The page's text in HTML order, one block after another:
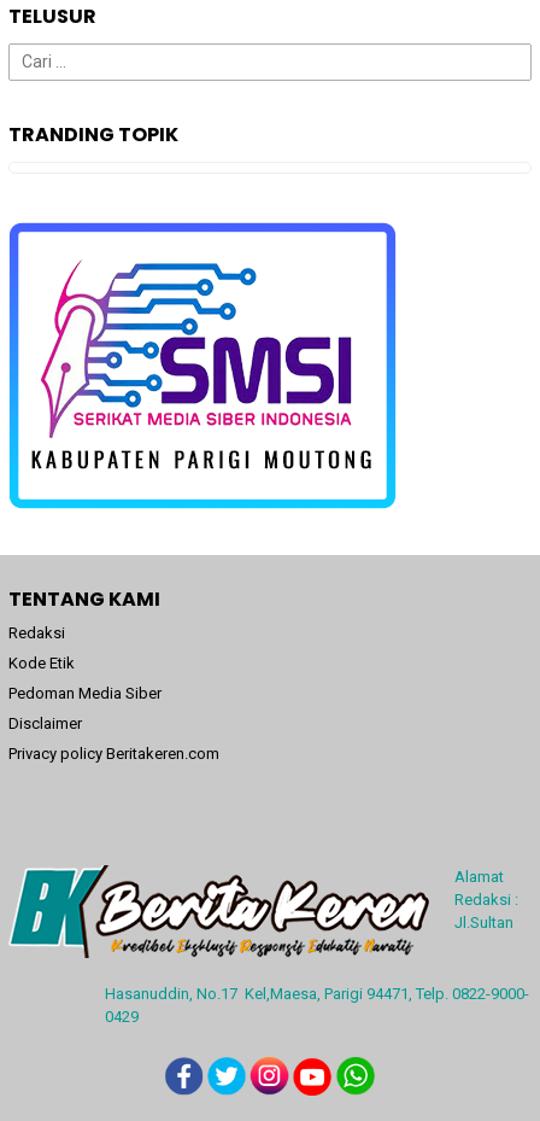
TELUSUR
Cari
untuk:
TRANDING TOPIK
TENTANG KAMI
Redaksi
Kode Etik
Pedoman Media Siber
Disclaimer
Privacy policy Beritakeren.com
Alamat
Redaksi :
Jl.Sultan
Hasanuddin, No.17 Kel,Maesa, Parigi 94471, Telp. 0822-9000-
0429